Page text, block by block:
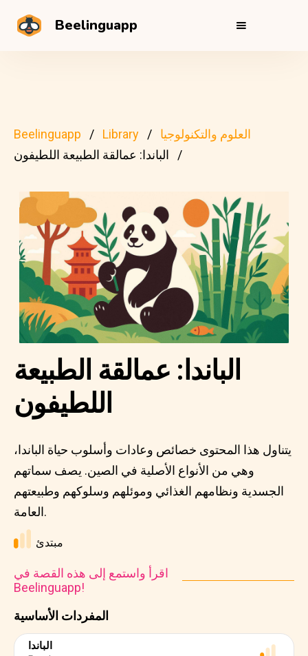
Beelinguapp
Beelinguapp Library
العلوم والتكنولوجيا
الباندا: عمالقة الطبيعة اللطيفون
المفردات الأساسية
الباندا
الباندا: عمالقة الطبيعة
اللطيفون
يتناول هذا المحتوى خصائص وعادات وأسلوب حياة الباندا،
وهي من الأنواع الأصلية في الصين. يصف سماتهم
الجسدية ونظامهم الغذائي وموئلهم وسلوكهم وطبيعتهم
العامة.
مبتدئ
اقرأ واستمع إلى هذه القصة في
Beelinguapp!